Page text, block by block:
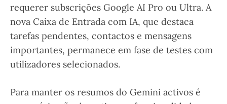
requerer subscrições Google AI Pro ou Ultra. A
nova Caixa de Entrada com IA, que destaca
tarefas pendentes, contactos e mensagens
importantes, permanece em fase de testes com
utilizadores selecionados.
Para manter os resumos do Gemini activos é